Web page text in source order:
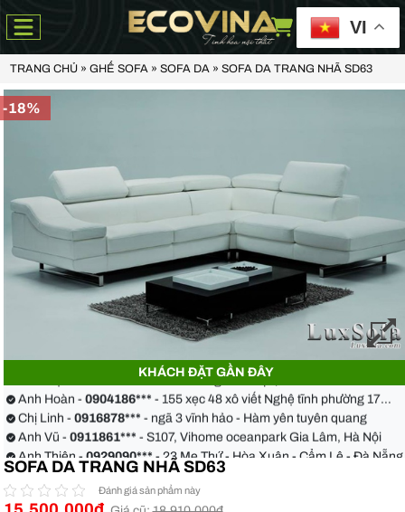
VI
TRANG CHỦ» GHẾ SOFA» SOFA DA» SOFA DA TRANG NHÃ SD63
-18%
KHÁCH ĐẶT GẦN ĐÂY
- 23 Mẹ Thứ - Hòa Xuân - Cẩm Lệ - Đà Nẵng
0349582***- Toà Moonlight An Lạc, Vân Canh Hoài Đức
Anh Hoàn - 0904186*** - 155 xẹc 48 xô viết Nghệ tĩnh phường 17
quận Bình Thạnh
Chị Linh - 0916878***
- ngã 3 vĩnh hảo - Hàm yên tuyên quang
Anh Vũ - 0911861*** - S107, Vihome oceanpark Gia Lâm, Hà Nội
Anh Thiện - 0929090*** - 23 Mẹ Thứ - Hòa Xuân - Cẩm Lệ - Đà Nẵng
Chị Hoa -0988068*** - 56 Nguyễn Khang, Cầu Giấy
Anh Việt -0349582***- Toà Moonlight An Lạc, Vân Canh Hoài Đức
Anh Hoàn -0904186*** - 155 xẹc 48 xô viết Nghệ tĩnh phường 17
SOFA DA TRANG NHÃ SD63
Đánh giá sản phẩm này